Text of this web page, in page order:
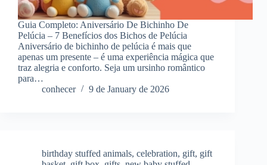
Guia Completo: Aniversário De Bichinho De
Pelúcia – 7 Benefícios dos Bichos de Pelúcia
Aniversário de bichinho de pelúcia é mais que
apenas um presente – é uma experiência mágica que
traz alegria e conforto. Seja um ursinho romântico
para…
conhecer
9 de January de 2026
birthday stuffed animals, celebration, gift, gift